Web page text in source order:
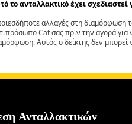
το ανταλλακτικό έχει
αλλαγές στη διαμόρφωση
Cat σας πριν την αγορά για
Αυτός ο δείκτης δεν μπορεί
Ανταλλακτικών